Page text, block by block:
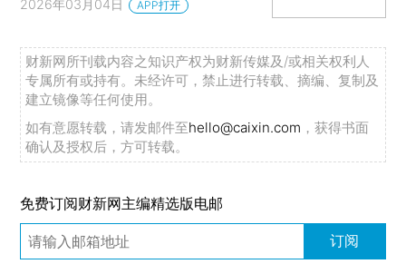
2026年03月04日 APP打开
财新网所刊载内容之知识产权为财新传媒及/或相关权利人
专属所有或持有。未经许可，禁止进行转载、摘编、复制及
建立镜像等任何使用。
如有意愿转载，请发邮件至hello@caixin.com ，获得书面
确认及授权后，方可转载。
免费订阅财新网主编精选版电邮
订阅